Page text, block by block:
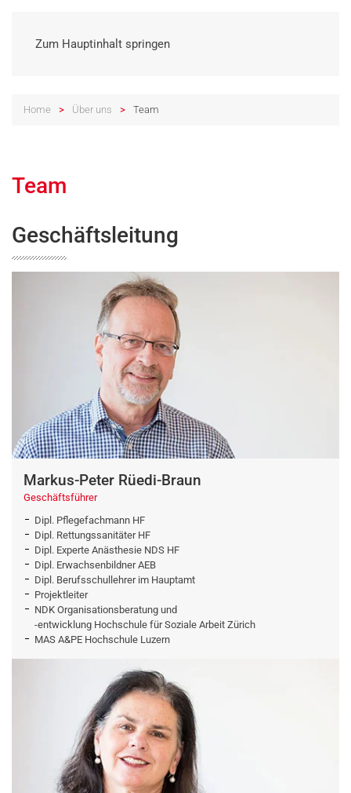
Zum Hauptinhalt springen
Home Über uns Team
Team
Geschäftsleitung
Markus-Peter Rüedi-Braun
Geschäftsführer
Dipl. Pflegefachmann HF
Dipl. Rettungssanitäter HF
Dipl. Experte Anästhesie NDS HF
Dipl. Erwachsenbildner AEB
Dipl. Berufsschullehrer im Hauptamt
Projektleiter
NDK Organisationsberatung und
-entwicklung Hochschule für Soziale Arbeit Zürich
MAS A&PE Hochschule Luzern